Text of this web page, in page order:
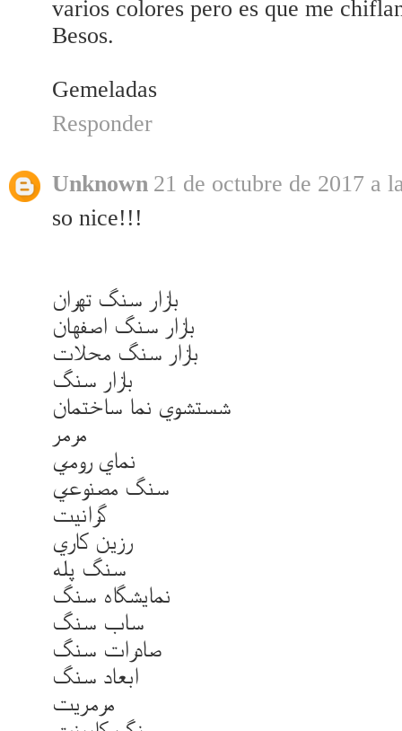
varios colores pero es que me
Besos.
Gemeladas
Responder
Unknown 21 de octubre de 2017 a
so nice!!!
بازار سنگ تهران
بازار سنگ اصفهان
بازار سنگ محلات
بازار سنگ
شستشوي نما ساختمان
مرمر
نماي رومي
سنگ مصنوعي
گرانيت
رزين کاري
سنگ پله
نمايشگاه سنگ
ساب سنگ
صادرات سنگ
ابعاد سنگ
مرمريت